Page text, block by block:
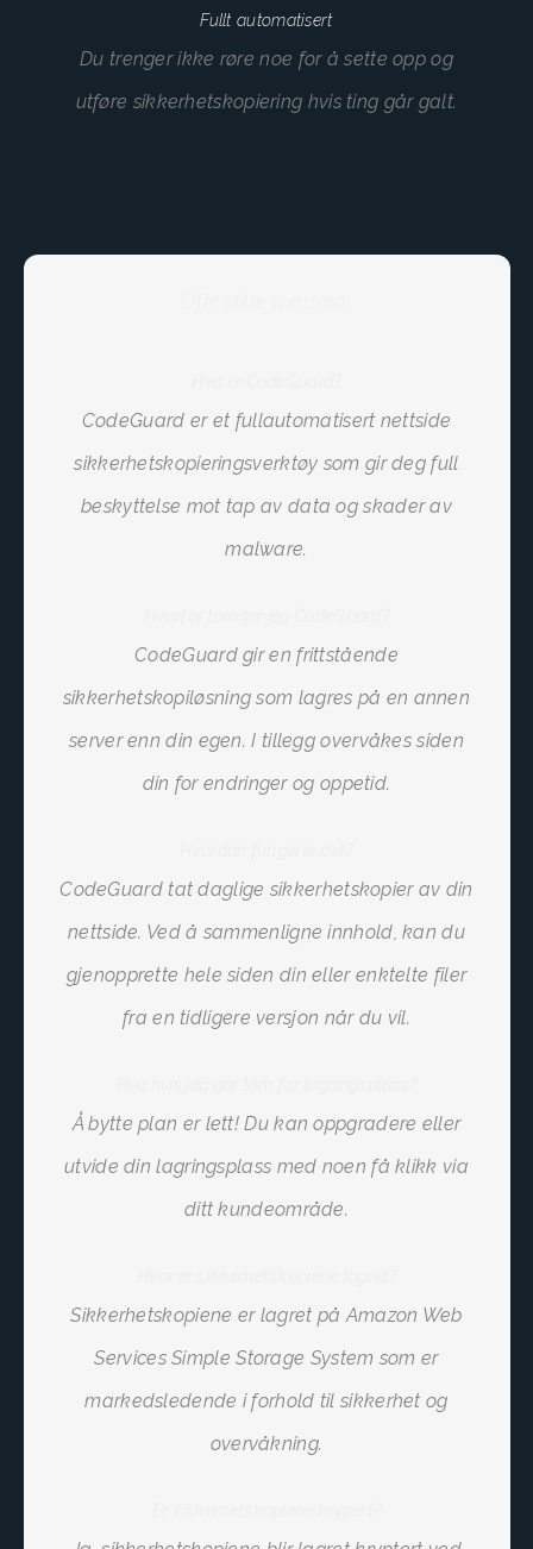
Fullt automatisert
Du trenger ikke røre noe for å sette opp og
utføre sikkerhetskopiering hvis ting går galt.
CodeGuard er et fullautomatisert nettside
sikkerhetskopieringsverktøy som gir deg full
beskyttelse mot tap av data og skader av
malware.
CodeGuard gir en frittstående
sikkerhetskopiløsning som lagres på en annen
server enn din egen. I tillegg overvåkes siden
din for endringer og oppetid.
CodeGuard tat daglige sikkerhetskopier av din
nettside. Ved å sammenligne innhold, kan du
gjenopprette hele siden din eller enktelte filer
fra en tidligere versjon når du vil.
Å bytte plan er lett! Du kan oppgradere eller
utvide din lagringsplass med noen få klikk via
ditt kundeområde.
Sikkerhetskopiene er lagret på Amazon Web
Services Simple Storage System som er
markedsledende i forhold til sikkerhet og
overvåkning.